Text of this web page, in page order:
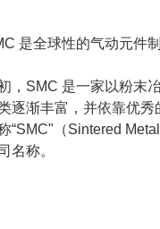
是全球性的气动元件
，SMC 是一家以粉末
逐渐丰富，并依靠优
“SMC"（Sintered
名称。